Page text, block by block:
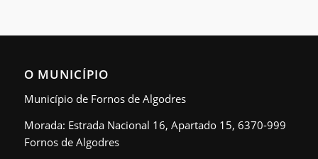
O MUNICÍPIO
Município de Fornos de Algodres
Morada: Estrada Nacional 16, Apartado 15, 6370-999
Fornos de Algodres